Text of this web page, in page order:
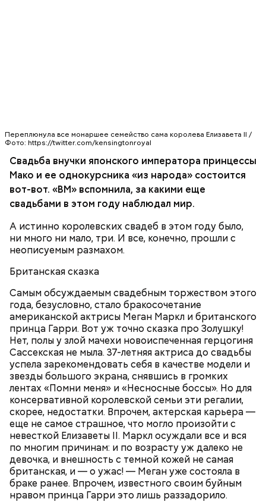
Переплюнула все монаршее семейство сама королева Елизавета II /
Фото: https://twitter.com/kensingtonroyal
Свадьба внучки японского императора принцессы
Мако и ее однокурсника «из народа» состоится
вот-вот. «ВМ» вспомнила, за какими еще
свадьбами в этом году наблюдал мир.
А истинно королевских свадеб в этом году было,
ни много ни мало, три. И все, конечно, прошли с
неописуемым размахом.
Британская сказка
Самым обсуждаемым свадебным торжеством этого
года, безусловно, стало бракосочетание
американской актрисы Меган Маркл и британского
принца Гарри. Вот уж точно сказка про Золушку!
Нет, полы у злой мачехи новоиспеченная герцогиня
Сассекская не мыла. 37-летняя актриса до свадьбы
успела зарекомендовать себя в качестве модели и
звезды большого экрана, снявшись в громких
лентах «Помни меня» и «Несносные боссы». Но для
консервативной королевской семьи эти регалии,
скорее, недостатки. Впрочем, актерская карьера —
еще не самое страшное, что могло произойти с
невесткой Елизаветы II. Маркл осуждали все и вся
по многим причинам: и по возрасту уж далеко не
девочка, и внешность с темной кожей не самая
британская, и — о ужас! — Меган уже состояла в
браке ранее. Впрочем, известного своим буйным
нравом принца Гарри это лишь раззадорило.
Молитва Николаю чудотворцу
Господень, теплый наш заступниче, и везде в
скорбех скорый помощниче!
Грибной суп с фасолью
по 1 моркови и репчатой луковице;
3 ст. ложки растительного масла;
зелень, черный молотый перец и соль по вкусу.